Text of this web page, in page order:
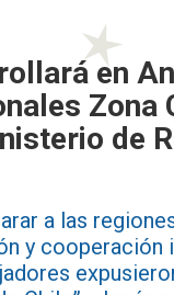
en
Zona
de
a las
y cooperación